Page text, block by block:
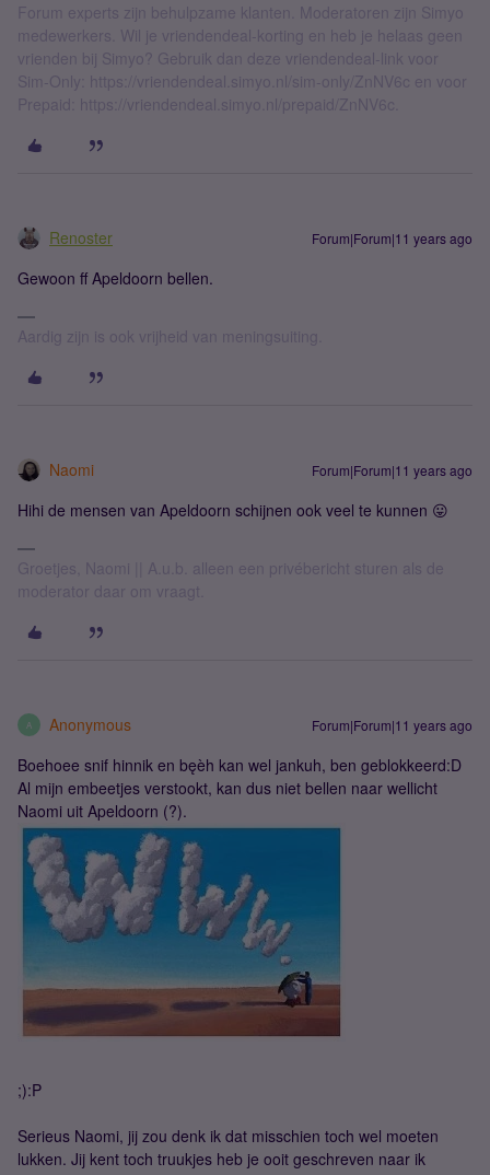
Forum experts zijn behulpzame klanten. Moderatoren zijn Simyo
medewerkers. Wil je vriendendeal-korting en heb je helaas geen
vrienden bij Simyo? Gebruik dan deze vriendendeal-link voor
Sim-Only: https://vriendendeal.simyo.nl/sim-only/ZnNV6c en voor
Prepaid: https://vriendendeal.simyo.nl/prepaid/ZnNV6c.
Renoster Forum|Forum|11 years ago
Gewoon ff Apeldoorn bellen.
Aardig zijn is ook vrijheid van meningsuiting.
Naomi Forum|Forum|11 years ago
Hihi de mensen van Apeldoorn schijnen ook veel te kunnen 😛
Groetjes, Naomi || A.u.b. alleen een privébericht sturen als de
moderator daar om vraagt.
A Anonymous Forum|Forum|11 years ago
Boehoee snif hinnik en bęèh kan wel jankuh, ben geblokkeerd:D
Al mijn embeetjes verstookt, kan dus niet bellen naar wellicht
Naomi uit Apeldoorn (?).
;):P
Serieus Naomi, jij zou denk ik dat misschien toch wel moeten
lukken. Jij kent toch truukjes heb je ooit geschreven naar ik